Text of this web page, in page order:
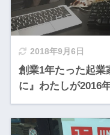
2018年9月6日
創業1年たった起業
に』わたしが2016